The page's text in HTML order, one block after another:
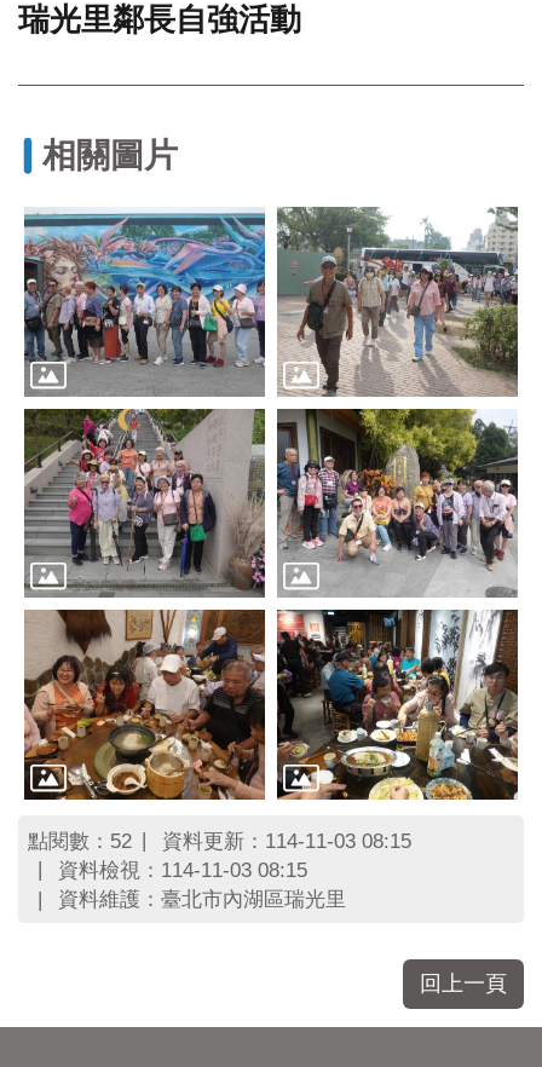
門
整
統
文
化
局
文
化
資
產
臺
北
市
區
里
界
說
臺
北
市
鄰
長
名
冊
瑞光里鄰長自強活動
相關圖片
點閱數： 52
資料更新：114-11-03 08:15
資料檢視：114-11-03 08:15
資料維護：臺北市內湖區瑞光里
回上一頁